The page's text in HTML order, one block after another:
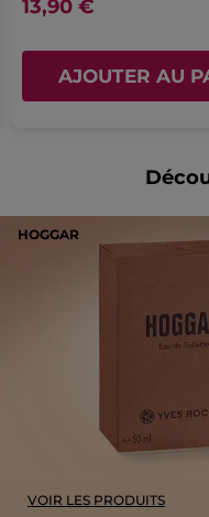
13,90 €
AJOUTER AU
HOGGAR
VOIR LES PRODUITS